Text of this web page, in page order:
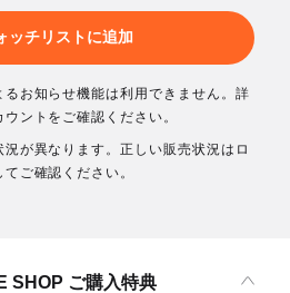
ッチリストに追加
お知らせ機能は利用できません。詳
ントをご確認ください。
が異なります。正しい販売状況はロ
てご確認ください。
SHOP ご購入特典